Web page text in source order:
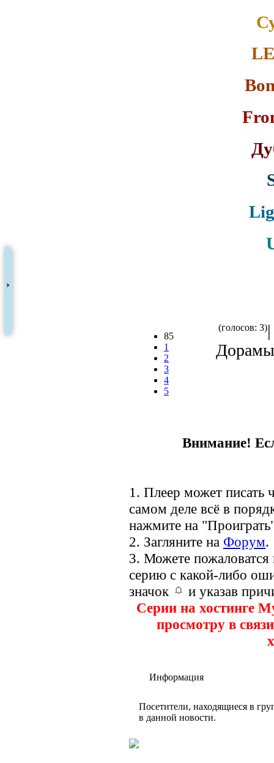
85
1
2
3
4
5
(голосов: 3)
Внимание!
1. Плеер может писать
самом деле всё в
нажмите на
2. Загляните на Форум.
3. Можете
серию с какой-либо
значок
и указав
Серии на хостинге
просмотру в
Информация
Посетители, находящиеся в
в данной новости.